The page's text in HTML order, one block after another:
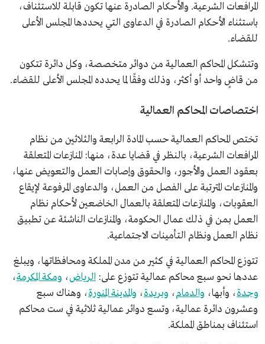
المرافعات الشرعية. والأحكام الصادرة عنها تكون قابلة للاستئناف،
باستثناء الأحكام الصادرة في الدعاوى التي يحددها المجلس الأعلى
للقضاء.
وتتشكل المحاكم العمالية من دوائر متخصصة، وكل دائرة تتكون
من قاضٍ واحد أو أكثر، وذلك وفقًا لما يحدده المجلس الأعلى للقضاء.
اختصاصات المحاكم العمالية
تختص المحاكم العمالية حسب المادة الرابعة والثلاثين من نظام
المرافعات الشرعية، بالنظر في قضايا عدة، منها: المنازعات المتعلقة
بعقود العمل والأجور، والحقوق وإصابات العمل والتعويض عنها،
والمنازعات المترتبة على الفصل من العمل، والدعاوى المرفوعة لإيقاع
العقوبات، والمنازعات المتعلقة بالعمال الخاضعين لأحكام نظام
العمل بمن في ذلك عمال الحكومة، والمنازعات الناشئة عن تطبيق
نظام العمل ونظام التأمينات الاجتماعية.
تتوزع المحاكم العمالية في كثير من مدن المملكة ومحافظاتها، ويبلغ
عددها نحو سبع محاكم عمالية تتوزع على: الرياض، ومكة المكرمة،
وجدة، وأبها، والدمام، وبريدة، والمدينة المنورة، وهناك سبع
وعشرون دائرة عمالية، وتسع دوائر عمالية ثلاثية في ست محاكم
استئناف بمناطق المملكة.